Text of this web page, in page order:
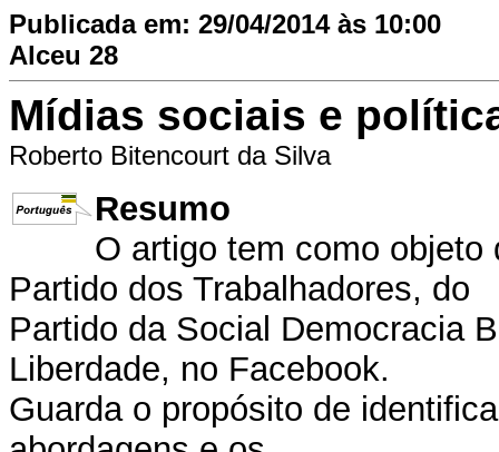
Publicada em: 29/04/2014 às 10:00
Alceu 28
Mídias sociais e
Roberto Bitencourt da Silva
Resumo
O artigo tem como
Partido dos Trabalhadores, do
Partido da Social Democracia
Liberdade, no Facebook.
Guarda o propósito de